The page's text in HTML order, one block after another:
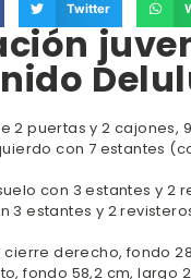
Twitter
2 puertas y 2 cajones,
con 7 estantes
con 3 estantes y 2
3 estantes y 2
cierre derecho, fondo
fondo 58,2 cm, largo